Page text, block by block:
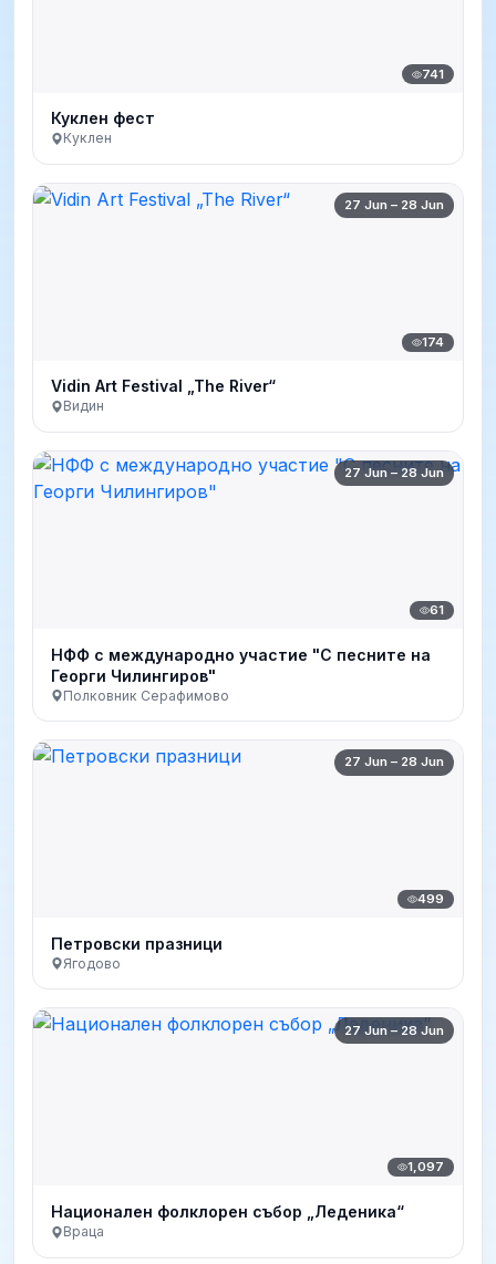
741
Куклен фест
Куклен
27 Jun – 28 Jun
174
Vidin Art Festival „The River“
Видин
27 Jun – 28 Jun
61
НФФ с международно участие "С песните на
Георги Чилингиров"
Полковник Серафимово
27 Jun – 28 Jun
499
Петровски празници
Ягодово
27 Jun – 28 Jun
1,097
Национален фолклорен събор „Леденика“
Враца